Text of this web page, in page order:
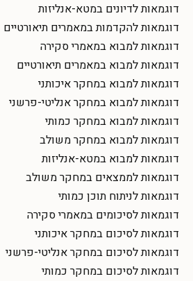
דוגמאות לדיונים במטא-אנליזות
דוגמאות להקדמות במאמרים תיאורטיים
דוגמאות למבוא במאמרי סקירה
דוגמאות למבוא במאמרים תיאורטיים
דוגמאות למבוא במחקר איכותני
דוגמאות למבוא במחקר אנליטי-פרשני
דוגמאות למבוא במחקר כמותי
דוגמאות למבוא במחקר משולב
דוגמאות למבוא במטא-אנליזות
דוגמאות לממצאים במחקר משולב
דוגמאות לניתוח תוכן כמותי
דוגמאות לסיכומים במאמרי סקירה
דוגמאות לסיכום במחקר איכותני
דוגמאות לסיכום במחקר אנליטי-פרשני
דוגמאות לסיכום במחקר כמותי